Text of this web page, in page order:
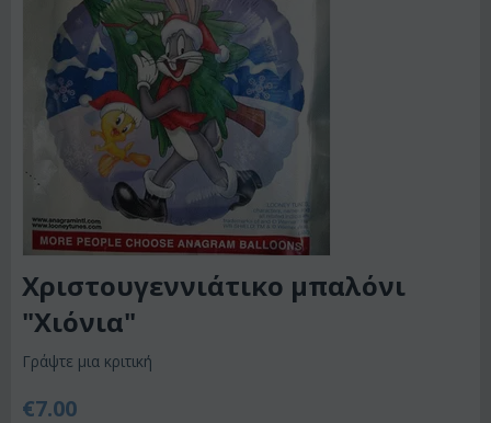
Χριστουγεννιάτικο μπαλόνι
"Χιόνια"
Γράψτε μια κριτική
€7.00